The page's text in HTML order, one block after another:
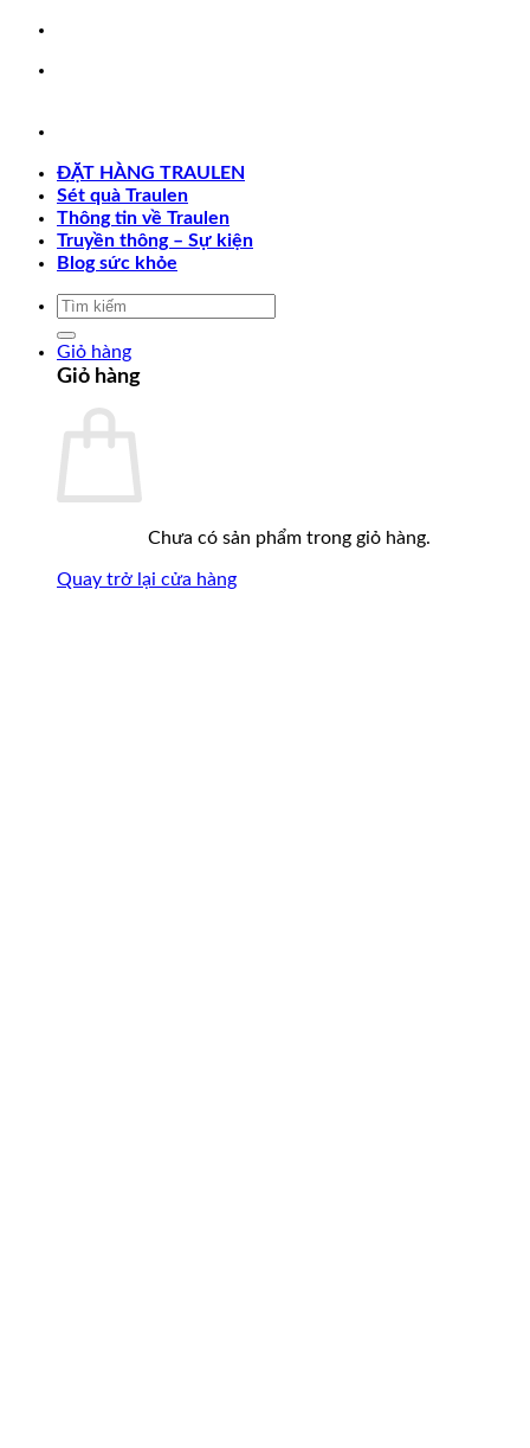
Chuyển
ĐẶT HÀNG TRAULEN
Sét quà Traulen
Thông tin về Traulen
Truyền thông – Sự kiện
Blog sức khỏe
Tìm
Giỏ hàng
Giỏ hàng
Chưa có sản phẩm trong giỏ hàng.
Quay trở lại cửa hàng